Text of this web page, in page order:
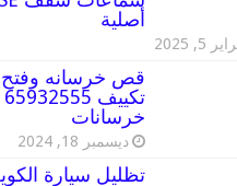
أصلية
5, 2025
قص خرسانه وفتح
خرسانات
ديسمبر 18, 2024
تظليل سيارة